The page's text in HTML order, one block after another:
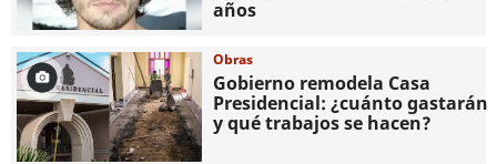
años
Obras
Gobierno remodela Casa
Presidencial: ¿cuánto gastarán
y qué trabajos se hacen?